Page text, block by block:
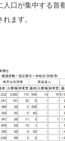
口が集中する首
ます。